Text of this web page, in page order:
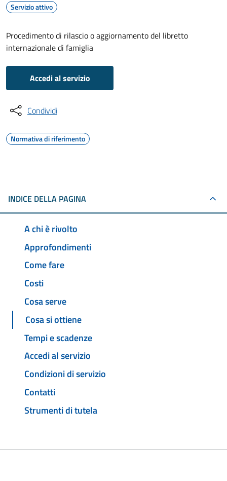
Servizio attivo
Procedimento di rilascio o aggiornamento del libretto
internazionale di famiglia
Accedi al servizio
Condividi
Normativa di riferimento
INDICE DELLA PAGINA
A chi è rivolto
Approfondimenti
Come fare
Costi
Cosa serve
Cosa si ottiene
Tempi e scadenze
Accedi al servizio
Condizioni di servizio
Contatti
Strumenti di tutela